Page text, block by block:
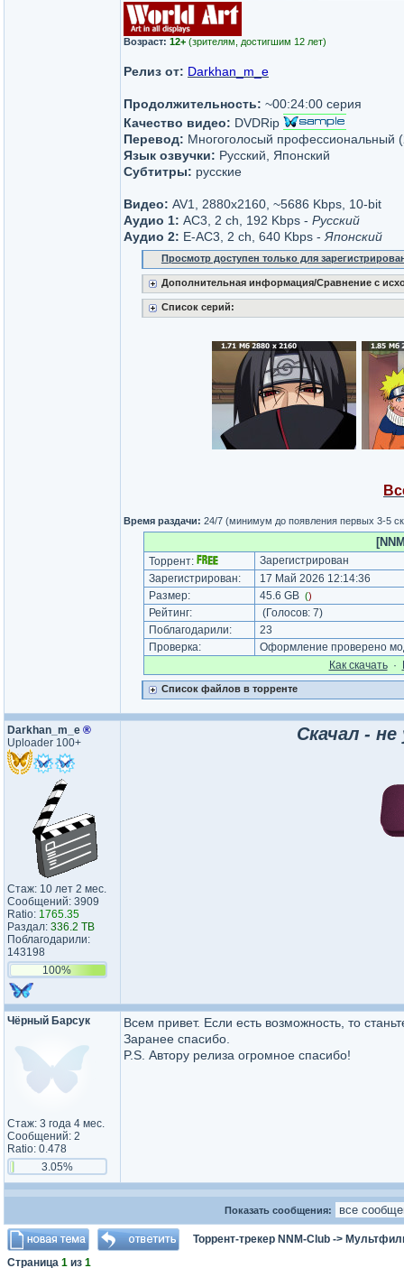
Возраст: 12+ (зрителям, достигшим 12 лет)
Релиз от: Darkhan_m_e
Продолжительность: ~00:24:00 серия
Качество видео: DVDRip
Перевод: Многоголосый профессиональный
Язык озвучки: Русский, Японский
Субтитры: русские
Видео: AV1, 2880x2160, ~5686 Kbps, 10-bit
Аудио 1: AC3, 2 ch, 192 Kbps - Русский
Аудио 2: E-AC3, 2 ch, 640 Kbps - Японский
Просмотр доступен только для
Дополнительная информация/Сравнение с
Список серий:
Время раздачи: 24/7 (минимум до появления первых 3-5
Торрент:
Зарегистрирован
Зарегистрирован:
17 Май 2026 12:14:36
Размер:
45.6 GB ()
Рейтинг: (Голосов: 7)
Поблагодарили:
23
Проверка:
Оформление проверено
Как cкачать·
Список файлов в торренте
Darkhan_m_e ®
Uploader 100+
Стаж: 10 лет 2 мес.
Сообщений: 3909
Ratio: 1765.35
Раздал: 336.2 TB
Поблагодарили:
143198
100%
Скачал -
Чёрный Барсук
Стаж: 3 года 4 мес.
Сообщений: 2
Ratio: 0.478
3.05%
Всем привет. Если есть возможность, то
Заранее спасибо.
P.S. Автору релиза огромное спасибо!
Показать сообщения:
Торрент-трекер NNM-Club ->
Страница 1 из 1